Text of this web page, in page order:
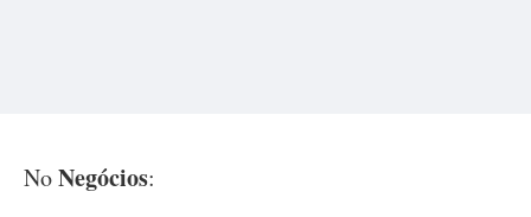
NoNegócios: